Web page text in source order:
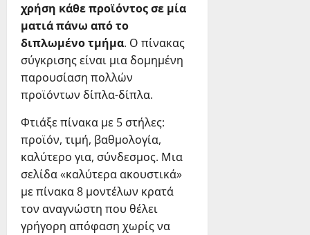
χρήση κάθε προϊόντος σε μία
ματιά πάνω από το
διπλωμένο τμήμα. Ο πίνακας
σύγκρισης είναι μια δομημένη
παρουσίαση πολλών
προϊόντων δίπλα-δίπλα.
Φτιάξε πίνακα με 5 στήλες:
προϊόν, τιμή, βαθμολογία,
καλύτερο για, σύνδεσμος. Μια
σελίδα «καλύτερα ακουστικά»
με πίνακα 8 μοντέλων κρατά
τον αναγνώστη που θέλει
γρήγορη απόφαση χωρίς να